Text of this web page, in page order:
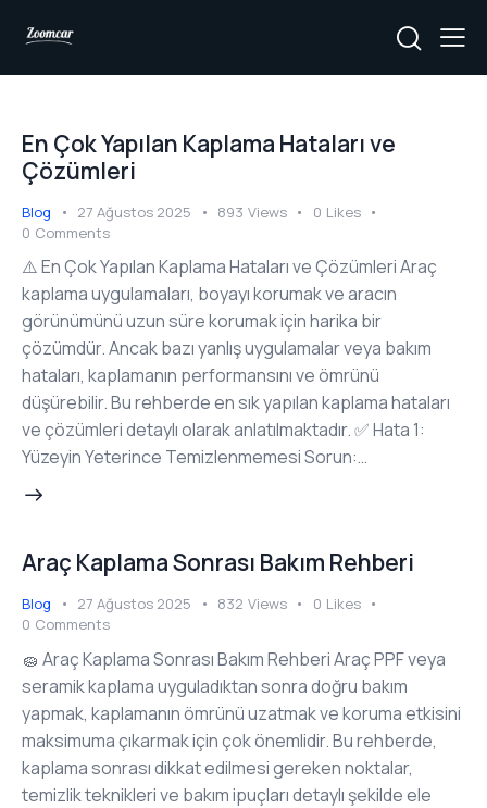
En Çok Yapılan Kaplama Hataları ve
Çözümleri
Blog 27 Ağustos 2025 893 Views 0 Likes
0 Comments
⚠️ En Çok Yapılan Kaplama Hataları ve Çözümleri Araç
kaplama uygulamaları, boyayı korumak ve aracın
görünümünü uzun süre korumak için harika bir
çözümdür. Ancak bazı yanlış uygulamalar veya bakım
hataları, kaplamanın performansını ve ömrünü
düşürebilir. Bu rehberde en sık yapılan kaplama hataları
ve çözümleri detaylı olarak anlatılmaktadır. ✅ Hata 1:
Yüzeyin Yeterince Temizlenmemesi Sorun:…
Araç Kaplama Sonrası Bakım Rehberi
Blog 27 Ağustos 2025 832 Views 0 Likes
0 Comments
🧽 Araç Kaplama Sonrası Bakım Rehberi Araç PPF veya
seramik kaplama uyguladıktan sonra doğru bakım
yapmak, kaplamanın ömrünü uzatmak ve koruma etkisini
maksimuma çıkarmak için çok önemlidir. Bu rehberde,
kaplama sonrası dikkat edilmesi gereken noktalar,
temizlik teknikleri ve bakım ipuçları detaylı şekilde ele